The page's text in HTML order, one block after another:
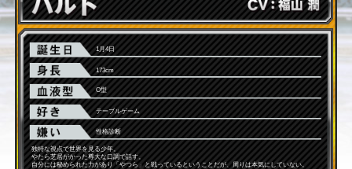
1月4日
173cm
O型
テーブルゲーム
性格診断
独特な視点で世界を見る少年。
やたら芝居がかった尊大な口調で話す。
自分には秘められた力があり「やつら」と戦っているということだが、周りは本気にしていない。